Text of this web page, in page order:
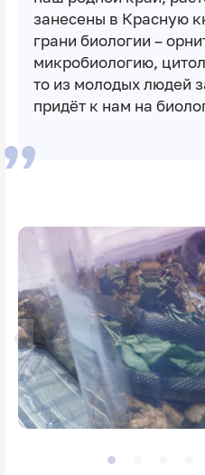
занесены в Красную
грани биологии –
микробиологию,
то из молодых людей
придёт к нам на